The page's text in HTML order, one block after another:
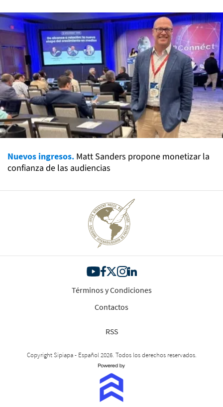
Nuevos ingresos. Matt Sanders propone monetizar la
confianza de las audiencias
Términos y Condiciones
Contactos
RSS
Copyright Sipiapa - Español 2026. Todos los derechos reservados.